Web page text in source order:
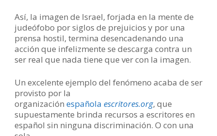
Así, la imagen de Israel, forjada en la mente de
judeófobo por siglos de prejuicios y por una
prensa hostil, termina desencadenando una
acción que infelizmente se descarga contra un
ser real que nada tiene que ver con la imagen.
Un excelente ejemplo del fenómeno acaba de ser
provisto por la
organización española escritores.org, que
supuestamente brinda recursos a escritores en
español sin ninguna discriminación. O con una